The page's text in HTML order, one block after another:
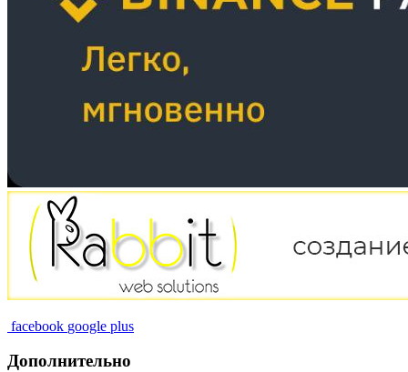
facebook google plus
Дополнительно